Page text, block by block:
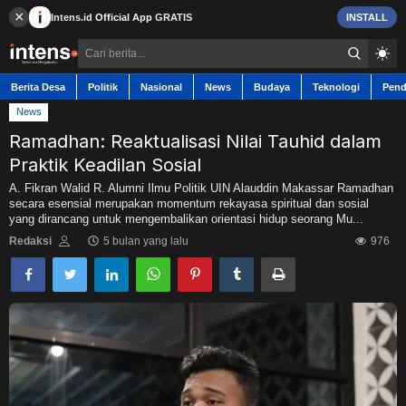
× Intens.id Official App GRATIS INSTALL
Berita Desa Politik Nasional News Budaya Teknologi
Berita Desa
Contact
Politik
Nasional
News
News
Ramadhan: Reaktualisasi Nilai Tauhid dalam
Praktik Keadilan Sosial
A. Fikran Walid R. Alumni Ilmu Politik UIN Alauddin Makassar Ramadhan
secara esensial merupakan momentum rekayasa spiritual dan sosial
yang dirancang untuk mengembalikan orientasi hidup seorang Mu...
Redaksi 5 bulan yang lalu 976